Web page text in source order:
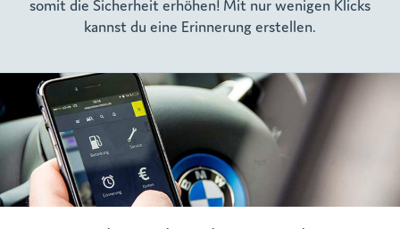
somit die Sicherheit erhöhen! Mit nur wenigen Klicks
kannst du eine Erinnerung erstellen.